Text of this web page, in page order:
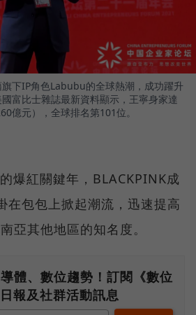
下IP角色Labubu的全球熱潮，成功躍升
富比士雜誌最新資料顯示，王寧身家達
億元），全球排名第101位。
爆紅關鍵年，BLACKPINK成
在包包上掀起潮流，迅速提高
亞其他地區的知名度。
體、數位趨勢！訂閱《數位
報及社群活動訊息